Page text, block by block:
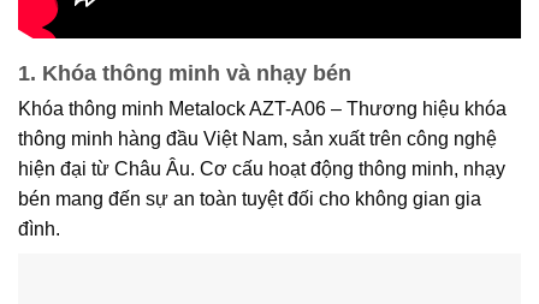
1. Khóa thông minh và nhạy bén
Khóa thông minh Metalock AZT-A06 – Thương hiệu khóa
thông minh hàng đầu Việt Nam, sản xuất trên công nghệ
hiện đại từ Châu Âu. Cơ cấu hoạt động thông minh, nhạy
bén mang đến sự an toàn tuyệt đối cho không gian gia
đình.